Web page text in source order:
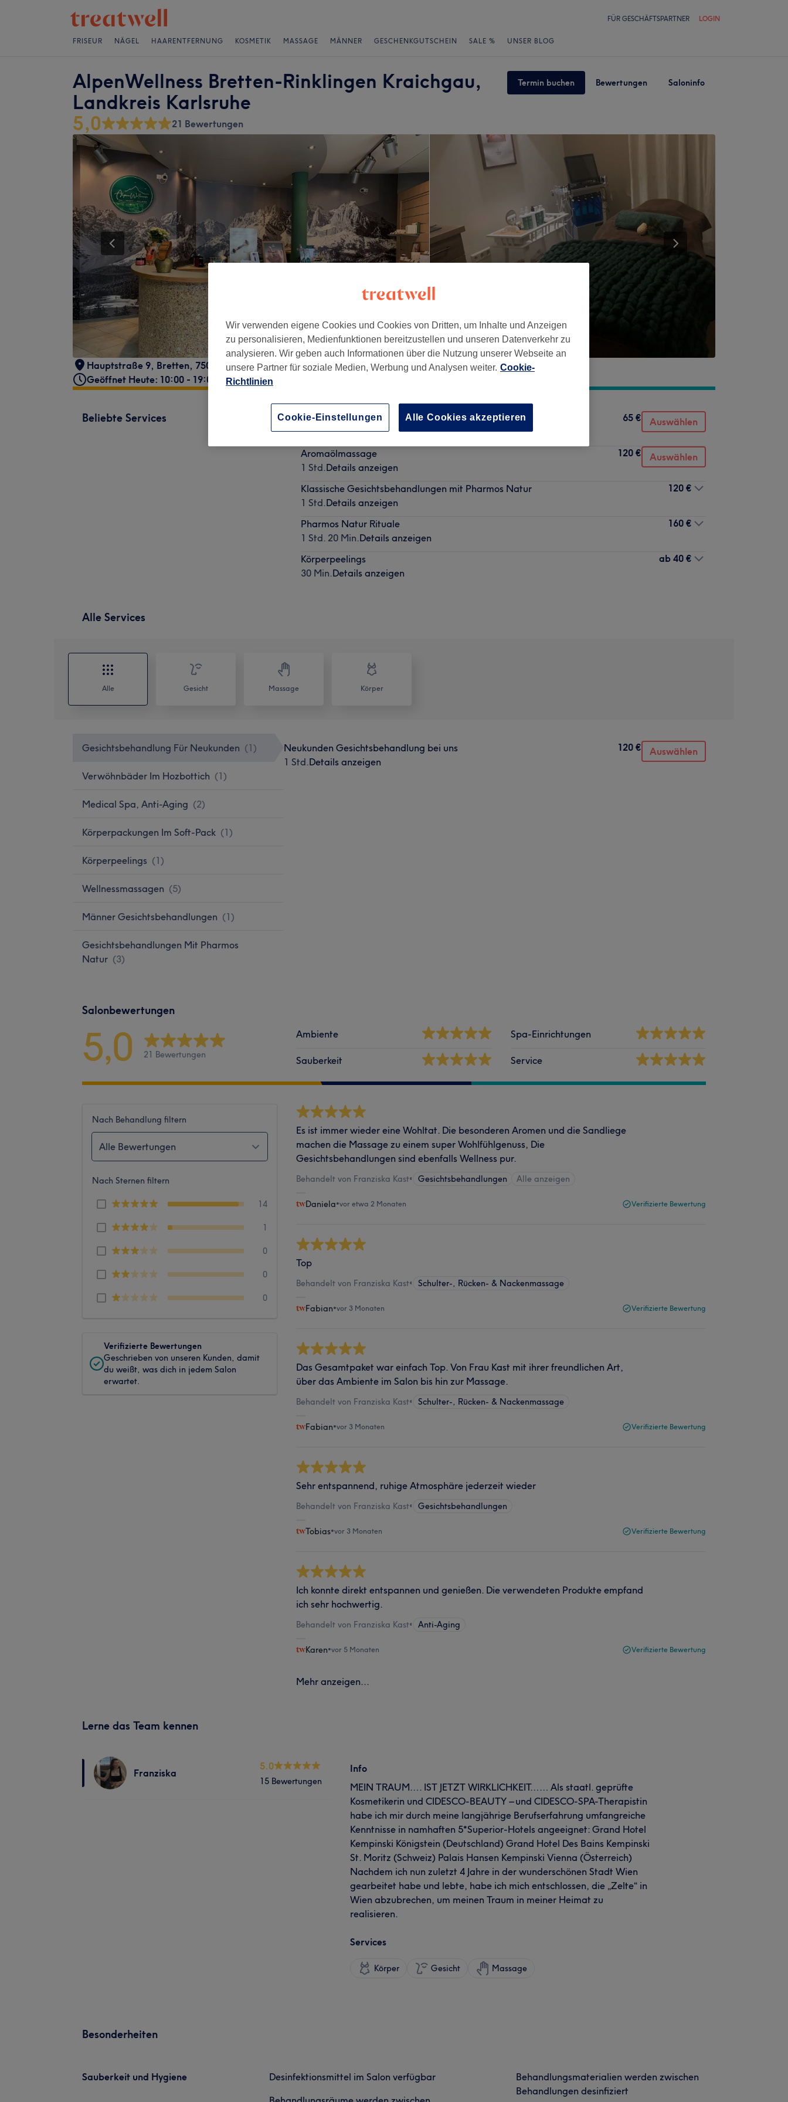
FÜR GESCHÄFTSPARTNER LOGIN
FRISEUR NÄGEL HAARENTFERNUNG KOSMETIK MASSAGE MÄNNER GESCHENKGUTSCHEIN SALE % UNSER BLOG
AlpenWellness Bretten-Rinklingen Kraichgau,
Landkreis Karlsruhe
Termin buchen Bewertungen Saloninfo
5,0 21 Bewertungen
Hauptstraße 9, Bretten, 75015
Geöffnet Heute: 10:00 - 19:00
Beliebte Services
Rücken-Nacken-Schultermassage
30 Min.Details anzeigen
65 € Auswählen
Aromaölmassage
1 Std.Details anzeigen
120 € Auswählen
Klassische Gesichtsbehandlungen mit Pharmos Natur
1 Std.Details anzeigen
120 €
Pharmos Natur Rituale
1 Std. 20 Min.Details anzeigen
160 €
Körperpeelings
30 Min.Details anzeigen
ab 40 €
Alle Services
Alle Gesicht Massage Körper
Gesichtsbehandlung Für Neukunden (1 )
Verwöhnbäder Im Hozbottich (1)
Medical Spa, Anti-Aging (2)
Körperpackungen Im Soft-Pack (1)
Körperpeelings (1)
Wellnessmassagen (5)
Männer Gesichtsbehandlungen (1)
Gesichtsbehandlungen Mit Pharmos
Natur (3)
Neukunden Gesichtsbehandlung bei uns
1 Std.Details anzeigen
120 € Auswählen
Salonbewertungen
5,0 21 Bewertungen
Ambiente
Sauberkeit
Spa-Einrichtungen
Service
Nach Behandlung filtern
Alle Bewertungen
Nach Sternen filtern
14
1
0
0
0
Verifizierte Bewertungen
Geschrieben von unseren Kunden, damit
du weißt, was dich in jedem Salon
erwartet.
Es ist immer wieder eine Wohltat. Die besonderen Aromen und die Sandliege
machen die Massage zu einem super Wohlfühlgenuss, Die
Gesichtsbehandlungen sind ebenfalls Wellness pur.
Behandelt von Franziska Kast• Gesichtsbehandlungen Alle anzeigen
Daniela•vor etwa 2 Monaten Verifizierte Bewertung
Top
Behandelt von Franziska Kast• Schulter-, Rücken- & Nackenmassage
Fabian•vor 3 Monaten Verifizierte Bewertung
Das Gesamtpaket war einfach Top. Von Frau Kast mit ihrer freundlichen Art,
über das Ambiente im Salon bis hin zur Massage.
Behandelt von Franziska Kast• Schulter-, Rücken- & Nackenmassage
Fabian•vor 3 Monaten Verifizierte Bewertung
Sehr entspannend, ruhige Atmosphäre jederzeit wieder
Behandelt von Franziska Kast• Gesichtsbehandlungen
Tobias•vor 3 Monaten Verifizierte Bewertung
Ich konnte direkt entspannen und genießen. Die verwendeten Produkte empfand
ich sehr hochwertig.
Behandelt von Franziska Kast• Anti-Aging
Karen•vor 5 Monaten Verifizierte Bewertung
Mehr anzeigen...
Lerne das Team kennen
Franziska
5.0
15 Bewertungen
Info
MEIN TRAUM…. IST JETZT WIRKLICHKEIT…… Als staatl. geprüfte
Kosmetikerin und CIDESCO-BEAUTY – und CIDESCO-SPA-Therapistin
habe ich mir durch meine langjährige Berufserfahrung umfangreiche
Kenntnisse in namhaften 5*Superior-Hotels angeeignet: Grand Hotel
Kempinski Königstein (Deutschland) Grand Hotel Des Bains Kempinski
St. Moritz (Schweiz) Palais Hansen Kempinski Vienna (Österreich)
Nachdem ich nun zuletzt 4 Jahre in der wunderschönen Stadt Wien
gearbeitet habe und lebte, habe ich mich entschlossen, die „Zelte“ in
Wien abzubrechen, um meinen Traum in meiner Heimat zu
realisieren.
Services
Körper Gesicht Massage
Besonderheiten
Sauberkeit und Hygiene
Desinfektionsmittel im Salon verfügbar
Behandlungsmaterialien werden zwischen
Behandlungen desinfiziert
Wir verwenden eigene Cookies und Cookies von Dritten, um Inhalte und Anzeigen
zu personalisieren, Medienfunktionen bereitzustellen und unseren Datenverkehr zu
analysieren. Wir geben auch Informationen über die Nutzung unserer Webseite an
unsere Partner für soziale Medien, Werbung und Analysen weiter. Cookie-
Richtlinien
Cookie-Einstellungen Alle Cookies akzeptieren